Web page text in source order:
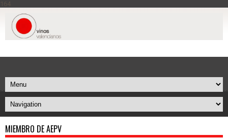
164
MIEMBRO DE AEPV